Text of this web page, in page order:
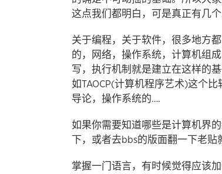
这点我们都明白，可是真正有几
关于编程，关于软件，很多地方
的，网络，操作系统，计算机组
写，执行机制就是建立在这样的
如TAOCP(计算机程序艺术)这个
导论，操作系统的….
如果你需要知道哪些是计算机界
下，或者去bbs的版面翻一下老
掌握一门语言，有时候觉得应该